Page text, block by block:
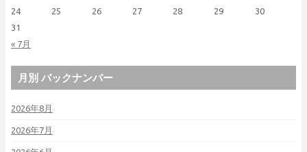
« 7月
24
25 26 27 28 29
30
31
月別 バックナンバー
2026年8月
2026年7月